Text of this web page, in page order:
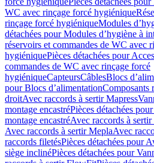
WC avec rinçage forcé hygiénique
rinçage forcé hygiéniqueModules
détachées pour Modules d’hygiène à
réservoirs et commandes de WC avec
hygiéniquePièces détachées pour
commandes de WC avec rinçage forcé
hygiéniqueCapteursCâblesBlocs
pour Blocs d’alimentationComposants
droitAvec raccords à sertir Mapress
montage encastréPièces détachées
montage encastréAvec raccords à
Avec raccords à sertir MeplaAvec
raccords filetésPièces détachées pour
siège inclinéPièces détachées pour